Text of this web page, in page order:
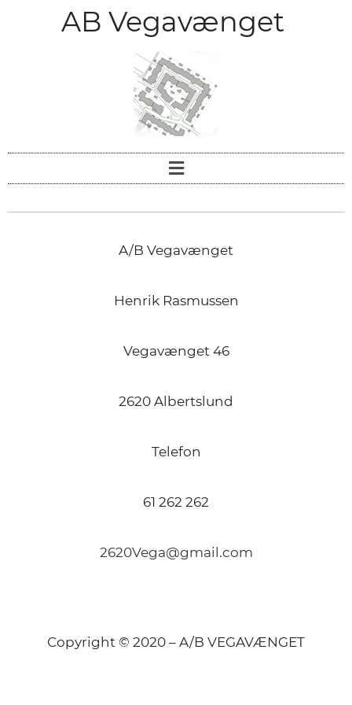
AB Vegavænget
A/B Vegavænget
Henrik Rasmussen
Vegavænget 46
2620 Albertslund
Telefon
61 262 262
2620Vega@gmail.com
Copyright © 2020 – A/B VEGAVÆNGET